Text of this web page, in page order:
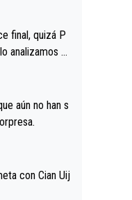
la forma
final, quizá P
analizamos P
dándose
de los típicos t
Ahí hubo u
calzador e
el tour.
aún no han s
sorpresa.
Cian Uij